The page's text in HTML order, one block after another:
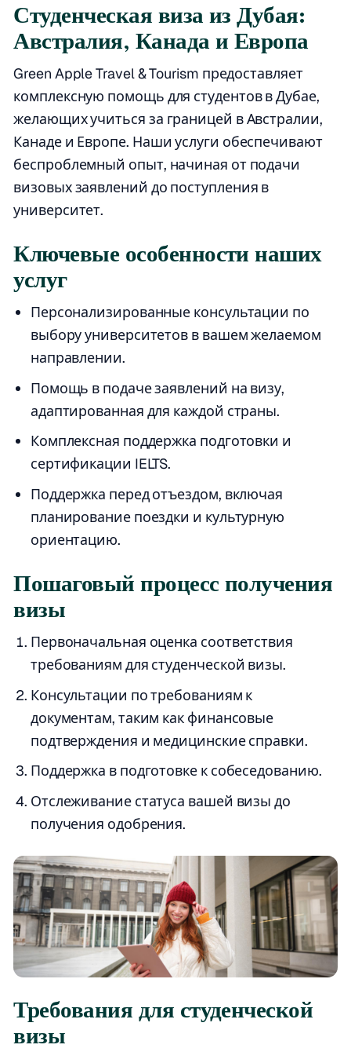
Студенческая виза из Дубая:
Австралия, Канада и Европа
Green Apple Travel & Tourism предоставляет
комплексную помощь для студентов в Дубае,
желающих учиться за границей в Австралии,
Канаде и Европе. Наши услуги обеспечивают
беспроблемный опыт, начиная от подачи
визовых заявлений до поступления в
университет.
Ключевые особенности наших
услуг
Персонализированные консультации по
выбору университетов в вашем желаемом
направлении.
Помощь в подаче заявлений на визу,
адаптированная для каждой страны.
Комплексная поддержка подготовки и
сертификации IELTS.
Поддержка перед отъездом, включая
планирование поездки и культурную
ориентацию.
Пошаговый процесс получения
визы
Первоначальная оценка соответствия
требованиям для студенческой визы.
Консультации по требованиям к
документам, таким как финансовые
подтверждения и медицинские справки.
Поддержка в подготовке к собеседованию.
Отслеживание статуса вашей визы до
получения одобрения.
Требования для студенческой
визы